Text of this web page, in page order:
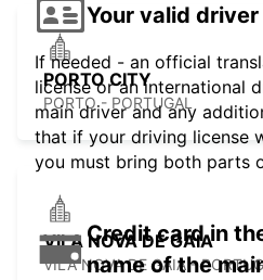
PORTO CITY
PORTO - PORTUGAL
VILA NOVA DE GAIA
VILA NOVA DE GAIA -
Your valid
If needed - an official
license or an international
main driver and any
that if your driving license
you must bring both parts
Credit card in
name of the